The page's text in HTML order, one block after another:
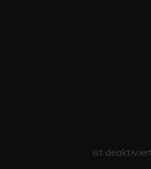
ist